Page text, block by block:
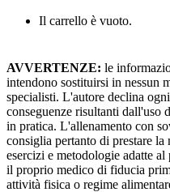
Il carrello è vuoto.
AVVERTENZE: le
intendono sostituirsi in nessun
specialisti. L'autore declina
conseguenze risultanti dall'uso
in pratica. L'allenamento con
consiglia pertanto di prestare la
esercizi e metodologie adatte
il proprio medico di fiducia
attività fisica o regime